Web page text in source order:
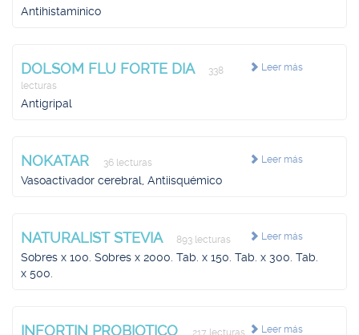
Antihistamínico
Leer más
DOLSOM FLU FORTE DIA
338
lecturas
Antigripal
Leer más
NOKATAR 36 lecturas
Vasoactivador cerebral, Antiisquémico
Leer más
NATURALIST STEVIA 893 lecturas
Sobres x 100. Sobres x 2000. Tab. x 150. Tab. x 300. Tab.
x 500.
Leer más
INFORTIN PROBIOTICO 217 lecturas